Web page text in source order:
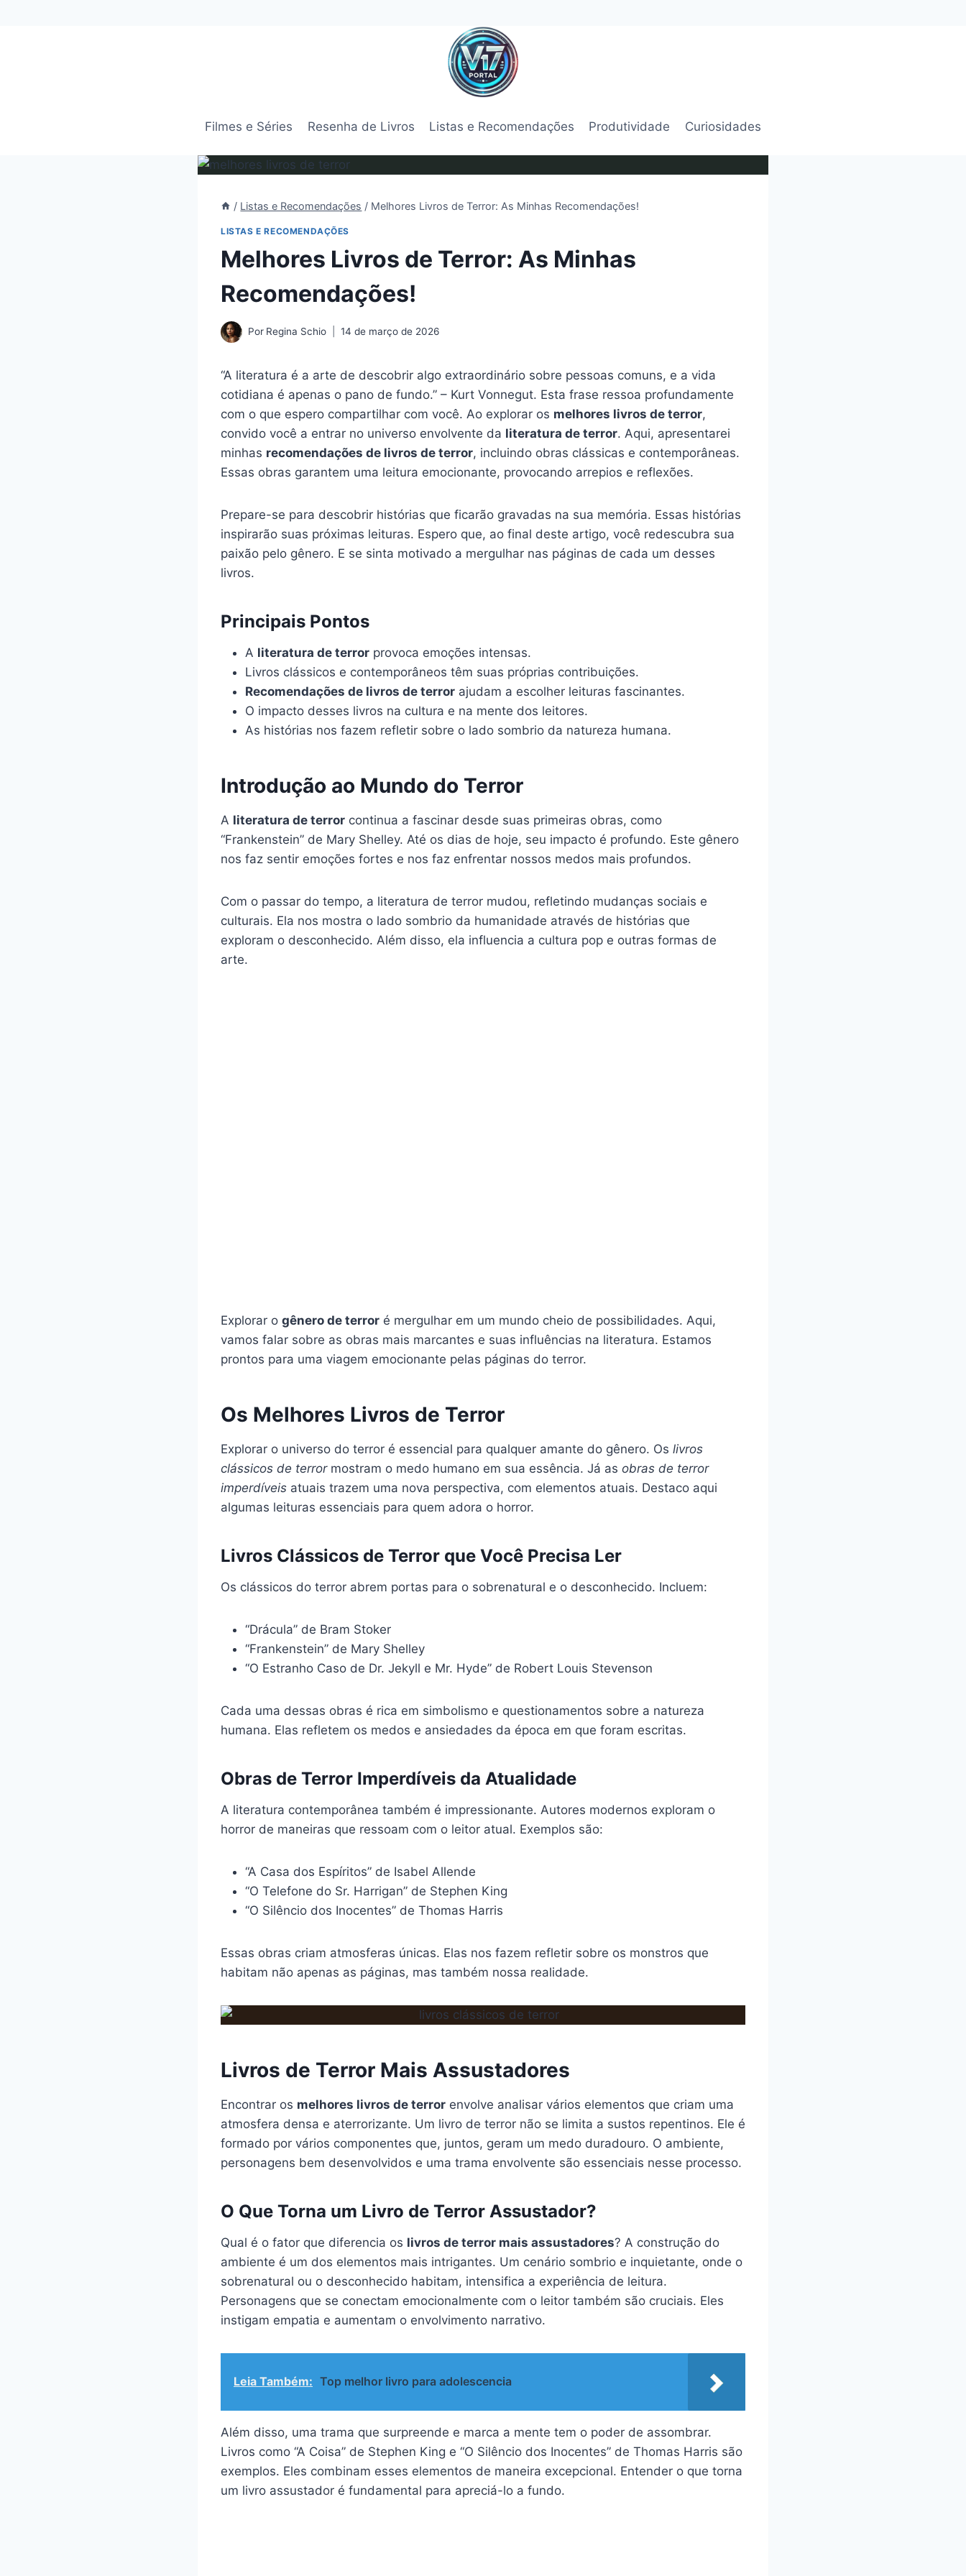
Filmes e Séries Resenha de Livros Listas e Recomendações Produtividade Curiosidades
/ Listas e Recomendações / Melhores Livros de Terror: As Minhas Recomendações!
LISTAS E RECOMENDAÇÕES
Melhores Livros de Terror: As Minhas
Recomendações!
Por Regina Schio 14 de março de 2026
“A literatura é a arte de descobrir algo extraordinário sobre pessoas comuns, e a vida
cotidiana é apenas o pano de fundo.” – Kurt Vonnegut. Esta frase ressoa profundamente
com o que espero compartilhar com você. Ao explorar os melhores livros de terror,
convido você a entrar no universo envolvente da literatura de terror. Aqui, apresentarei
minhas recomendações de livros de terror, incluindo obras clássicas e contemporâneas.
Essas obras garantem uma leitura emocionante, provocando arrepios e reflexões.
Prepare-se para descobrir histórias que ficarão gravadas na sua memória. Essas histórias
inspirarão suas próximas leituras. Espero que, ao final deste artigo, você redescubra sua
paixão pelo gênero. E se sinta motivado a mergulhar nas páginas de cada um desses
livros.
Principais Pontos
A literatura de terror provoca emoções intensas.
Livros clássicos e contemporâneos têm suas próprias contribuições.
Recomendações de livros de terror ajudam a escolher leituras fascinantes.
O impacto desses livros na cultura e na mente dos leitores.
As histórias nos fazem refletir sobre o lado sombrio da natureza humana.
Introdução ao Mundo do Terror
A literatura de terror continua a fascinar desde suas primeiras obras, como
“Frankenstein” de Mary Shelley. Até os dias de hoje, seu impacto é profundo. Este gênero
nos faz sentir emoções fortes e nos faz enfrentar nossos medos mais profundos.
Com o passar do tempo, a literatura de terror mudou, refletindo mudanças sociais e
culturais. Ela nos mostra o lado sombrio da humanidade através de histórias que
exploram o desconhecido. Além disso, ela influencia a cultura pop e outras formas de
arte.
Explorar o gênero de terror é mergulhar em um mundo cheio de possibilidades. Aqui,
vamos falar sobre as obras mais marcantes e suas influências na literatura. Estamos
prontos para uma viagem emocionante pelas páginas do terror.
Os Melhores Livros de Terror
Explorar o universo do terror é essencial para qualquer amante do gênero. Os livros
clássicos de terrormostram o medo humano em sua essência. Já as obras de terror
imperdíveis atuais trazem uma nova perspectiva, com elementos atuais. Destaco aqui
algumas leituras essenciais para quem adora o horror.
Livros Clássicos de Terror que Você Precisa Ler
Os clássicos do terror abrem portas para o sobrenatural e o desconhecido. Incluem:
“Drácula” de Bram Stoker
“Frankenstein” de Mary Shelley
“O Estranho Caso de Dr. Jekyll e Mr. Hyde” de Robert Louis Stevenson
Cada uma dessas obras é rica em simbolismo e questionamentos sobre a natureza
humana. Elas refletem os medos e ansiedades da época em que foram escritas.
Obras de Terror Imperdíveis da Atualidade
A literatura contemporânea também é impressionante. Autores modernos exploram o
horror de maneiras que ressoam com o leitor atual. Exemplos são:
“A Casa dos Espíritos” de Isabel Allende
“O Telefone do Sr. Harrigan” de Stephen King
“O Silêncio dos Inocentes” de Thomas Harris
Essas obras criam atmosferas únicas. Elas nos fazem refletir sobre os monstros que
habitam não apenas as páginas, mas também nossa realidade.
Livros de Terror Mais Assustadores
Encontrar os melhores livros de terror envolve analisar vários elementos que criam uma
atmosfera densa e aterrorizante. Um livro de terror não se limita a sustos repentinos. Ele é
formado por vários componentes que, juntos, geram um medo duradouro. O ambiente,
personagens bem desenvolvidos e uma trama envolvente são essenciais nesse processo.
O Que Torna um Livro de Terror Assustador?
Qual é o fator que diferencia os livros de terror mais assustadores? A construção do
ambiente é um dos elementos mais intrigantes. Um cenário sombrio e inquietante, onde o
sobrenatural ou o desconhecido habitam, intensifica a experiência de leitura.
Personagens que se conectam emocionalmente com o leitor também são cruciais. Eles
instigam empatia e aumentam o envolvimento narrativo.
Leia Também: Top melhor livro para adolescencia
Além disso, uma trama que surpreende e marca a mente tem o poder de assombrar.
Livros como “A Coisa” de Stephen King e “O Silêncio dos Inocentes” de Thomas Harris são
exemplos. Eles combinam esses elementos de maneira excepcional. Entender o que torna
um livro assustador é fundamental para apreciá-lo a fundo.